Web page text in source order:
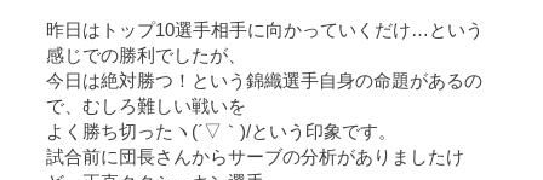
昨日はトップ10選手相手に向かっていくだけ…という
感じでの勝利でしたが、
今日は絶対勝つ！という錦織選手自身の命題があるの
で、むしろ難しい戦いを
よく勝ち切ったヽ(´▽｀)/という印象です。
試合前に団長さんからサーブの分析がありましたけ